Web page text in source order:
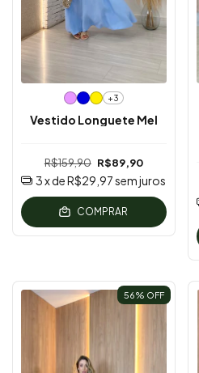
+3
Vestido Longuete Mel
R$159,90 R$89,90
3x deR$29,97sem juros
COMPRAR
56% OFF